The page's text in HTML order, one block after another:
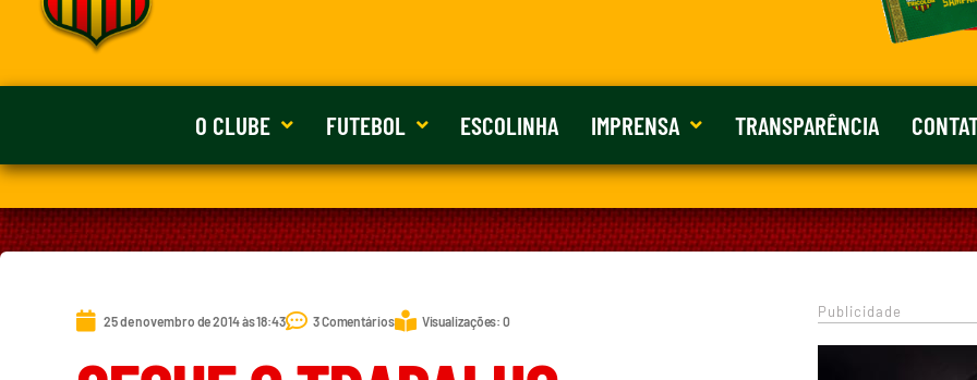
O CLUBE FUTEBOL ESCOLINHA IMPRENSA TRANSPARÊNCIA
25 de novembro de 2014 às 18:43 3 Comentários Visualizações: 0
Publicidade